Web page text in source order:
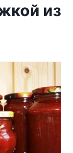
из